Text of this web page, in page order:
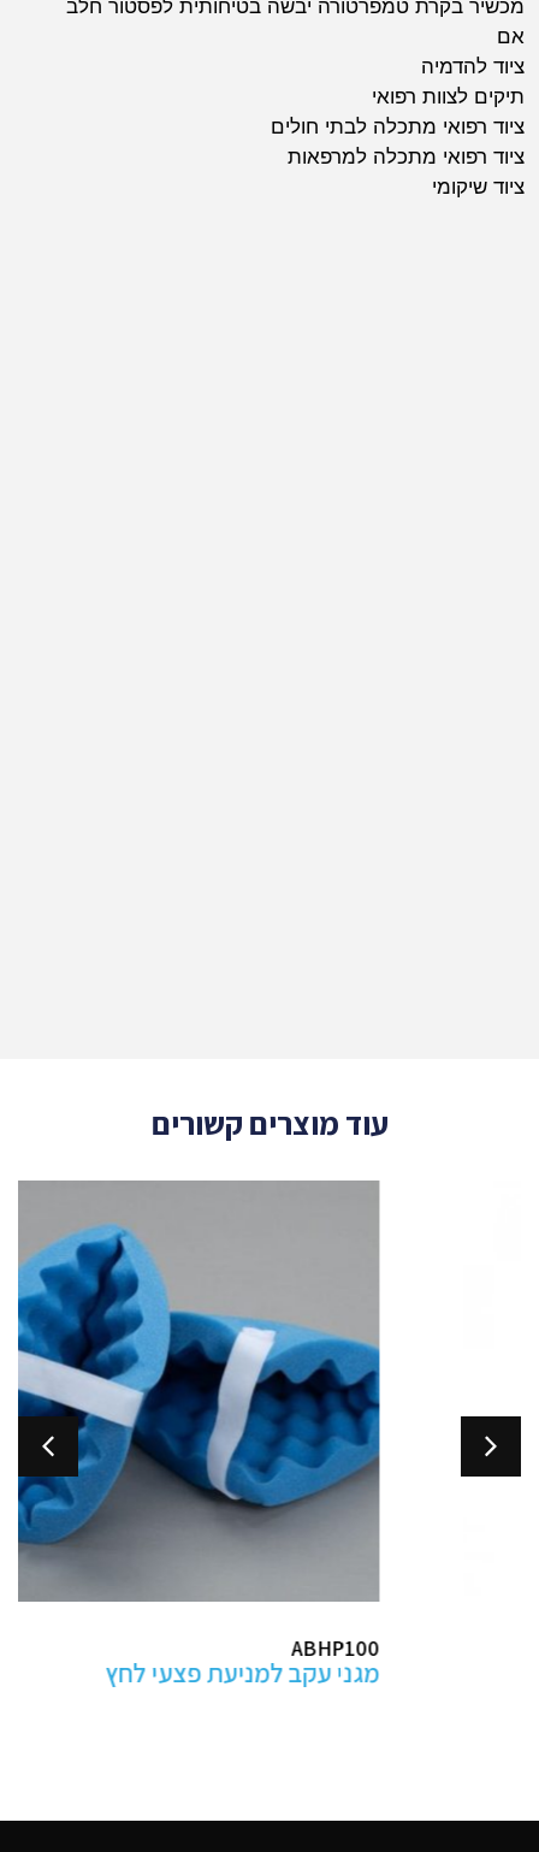
מכשיר בקרת טמפרטורה יבשה בטיחותית לפסטור חלב
אם
ציוד להדמיה
תיקים לצוות רפואי
ציוד רפואי מתכלה לבתי חולים
ציוד רפואי מתכלה למרפאות
ציוד שיקומי
עוד מוצרים קשורים
מגני עקב למניעת פצעי לחץ